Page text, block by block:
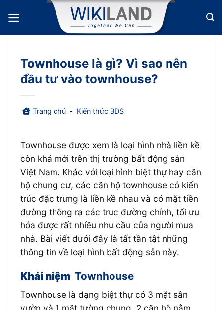
qua
nội
Townhouse là gì? Vì sao nên
đầu tư vào townhouse?
Trang chủ - Kiến thức BĐS
Townhouse được xem là loại hình nhà liền kề
còn khá mới trên thị trường bất động sản
Việt Nam. Khác với loại hình biệt thự hay căn
hộ chung cư, các căn hộ townhouse có kiến
trúc đặc trưng là liền kề nhau và có mặt tiền
đường thông ra các trục đường chính, tối ưu
hóa được rất nhiều nhu cầu của người mua
nhà. Bài viết dưới đây là tất tần tật những
thông tin về loại hình bất động sản này.
Khái niệm Townhouse
Townhouse là dạng biệt thự có 3 mặt sân
vườn và 1 mặt tường chung. 2 căn hộ nằm